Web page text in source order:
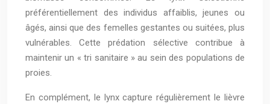
préférentiellement des individus affaiblis, jeunes ou
âgés, ainsi que des femelles gestantes ou suitées, plus
vulnérables. Cette prédation sélective contribue à
maintenir un « tri sanitaire » au sein des populations de
proies.
En complément, le lynx capture régulièrement le lièvre